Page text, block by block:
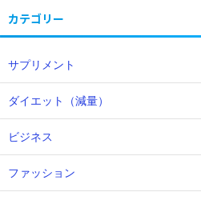
カテゴリー
サプリメント
ダイエット（減量）
ビジネス
ファッション